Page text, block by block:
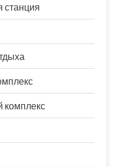
станция
комплекс